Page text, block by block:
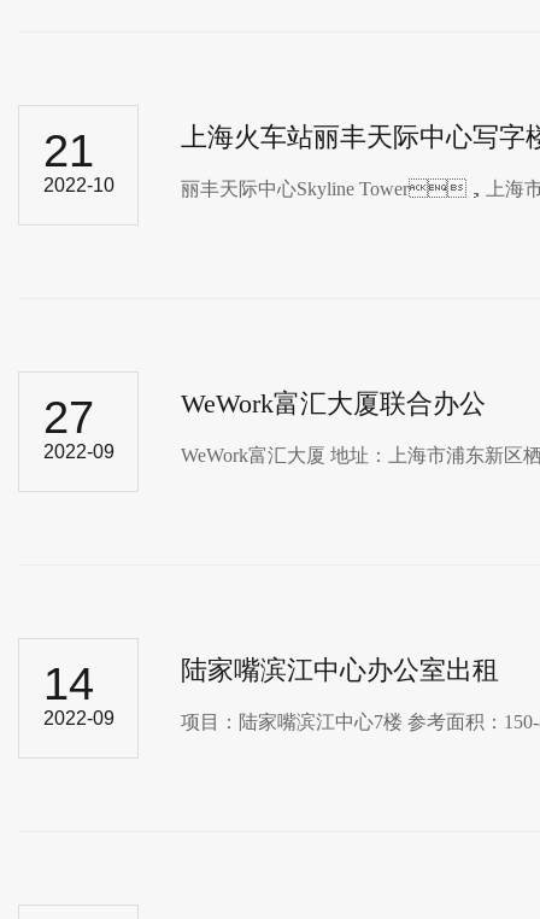
21
2022-10
上海火车站丽丰天际中心写字
丽丰天际中心Skyline Tower，上海
27
2022-09
WeWork富汇大厦联合办公
WeWork富汇​大厦 地址：上海市浦东新区
14
2022-09
陆家嘴滨江中心办公室出租
项目：陆家嘴滨江中心​7楼 参考面积：